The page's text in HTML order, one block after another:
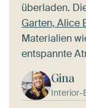
überladen.
Garten, Alice
Materialien
entspannte
Gina
Interior-